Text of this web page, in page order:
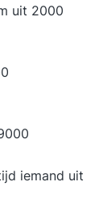
uit 2000
iemand uit